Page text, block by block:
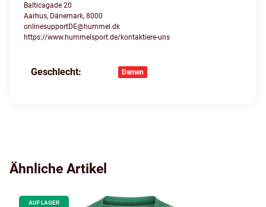
Balticagade 20
Aarhus, Dänemark, 8000
onlinesupportDE@hummel.dk
https://www.hummelsport.de/kontaktiere-uns
Produkteigenschaft
Wert
Geschlecht: Damen
Ähnliche Artikel
AUF LAGER